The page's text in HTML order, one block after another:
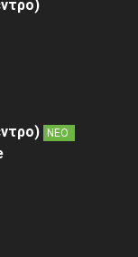
ΝΕΟ